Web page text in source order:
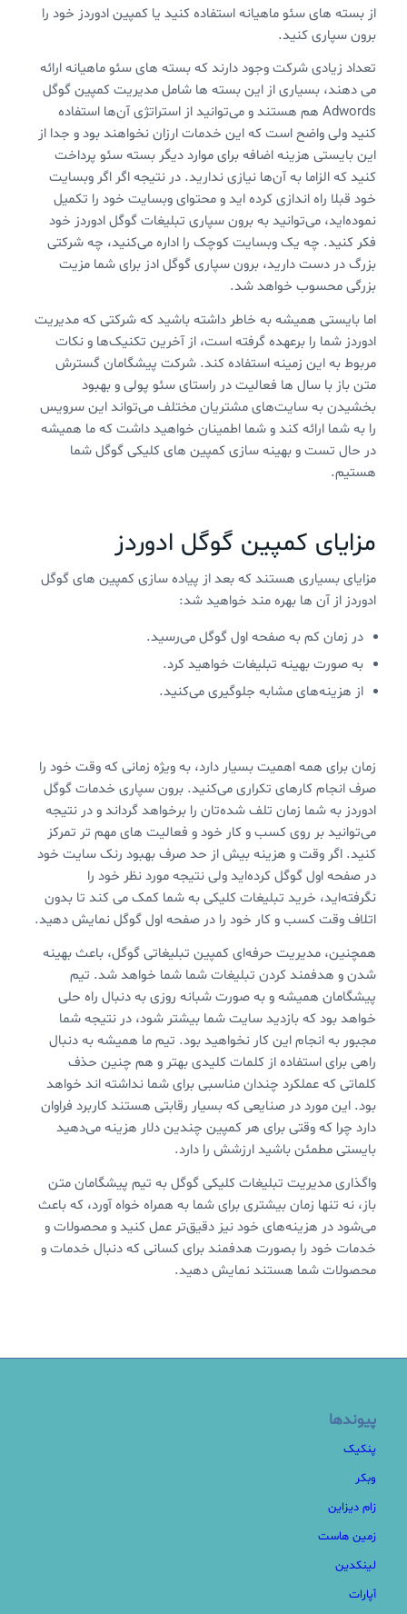
از بسته های سئو ماهیانه استفاده کنید یا کمپین ادوردز خود را
برون سپاری کنید.
تعداد زیادی شرکت وجود دارند که بسته های سئو ماهیانه ارائه
می دهند، بسیاری از این بسته ها شامل مدیریت کمپین گوگل
Adwords هم هستند و می‌توانید از استراتژی آن‌ها استفاده
کنید ولی واضح است که این خدمات ارزان نخواهند بود و جدا از
این بایستی هزینه اضافه برای موارد دیگر بسته سئو پرداخت
کنید که الزاما به آن‌ها نیازی ندارید. در نتیجه اگر اگر وبسایت
خود قبلا راه اندازی کرده اید و محتوای وبسایت خود را تکمیل
نموده‌اید، می‌توانید به برون سپاری تبلیغات گوگل ادوردز خود
فکر کنید. چه یک وبسایت کوچک را اداره می‌کنید، چه شرکتی
بزرگ در دست دارید، برون سپاری گوگل ادز برای شما مزیت
بزرگی محسوب خواهد شد.
اما بایستی همیشه به خاطر داشته باشید که شرکتی که مدیریت
ادوردز شما را برعهده گرفته است، از آخرین تکنیک‌ها و نکات
مربوط به این زمینه استفاده کند. شرکت پیشگامان گسترش
متن باز با سال ها فعالیت در راستای سئو پولی و بهبود
بخشیدن به سایت‌های مشتریان مختلف می‌تواند این سرویس
را به شما ارائه کند و شما اطمینان خواهید داشت که ما همیشه
در حال تست و بهینه سازی کمپین های کلیکی گوگل شما
هستیم.
مزایای کمپین گوگل ادوردز
مزایای بسیاری هستند که بعد از پیاده سازی کمپین های گوگل
ادوردز از آن ها بهره مند خواهید شد:
در زمان کم به صفحه اول گوگل می‌رسید.
به صورت بهینه تبلیغات خواهید کرد.
از هزینه‌های مشابه جلوگیری می‌کنید.
زمان برای همه اهمیت بسیار دارد، به ویژه زمانی که وقت خود را
صرف انجام کارهای تکراری می‌کنید. برون سپاری خدمات گوگل
ادوردز به شما زمان تلف شده‌تان را برخواهد گرداند و در نتیجه
می‌توانید بر روی کسب و کار خود و فعالیت های مهم تر تمرکز
کنید. اگر وقت و هزینه بیش از حد صرف بهبود رنک سایت خود
در صفحه اول گوگل کرده‌اید ولی نتیجه مورد نظر خود را
نگرفته‌اید، خرید تبلیغات کلیکی به شما کمک می کند تا بدون
اتلاف وقت کسب و کار خود را در صفحه اول گوگل نمایش دهید.
همچنین، مدیریت حرفه‌ای کمپین تبلیغاتی گوگل، باعث بهینه
شدن و هدفمند کردن تبلیغات شما شما خواهد شد. تیم
پیشگامان همیشه و به صورت شبانه روزی به دنبال راه حلی
خواهد بود که بازدید سایت شما بیشتر شود، در نتیجه شما
مجبور به انجام این کار نخواهید بود. تیم ما همیشه به دنبال
راهی برای استفاده از کلمات کلیدی بهتر و هم چنین حذف
کلماتی که عملکرد چندان مناسبی برای شما نداشته اند خواهد
بود. این مورد در صنایعی که بسیار رقابتی هستند کاربرد فراوان
دارد چرا که وقتی برای هر کمپین چندین دلار هزینه می‌دهید
بایستی مطمئن باشید ارزشش را دارد.
واگذاری مدیریت تبلیغات کلیکی گوگل به تیم پیشگامان متن
باز، نه تنها زمان بیشتری برای شما به همراه خواه آورد، که باعث
می‌شود در هزینه‌های خود نیز دقیق‌تر عمل کنید و محصولات و
خدمات خود را بصورت هدفمند برای کسانی که دنبال خدمات و
محصولات شما هستند نمایش دهید.
پیوندها
پنکیک
وبکر
زام دیزاین
زمین هاست
لینکدین
آپارات